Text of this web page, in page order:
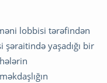
lobbisi tərəfindən
yaşadığı bir